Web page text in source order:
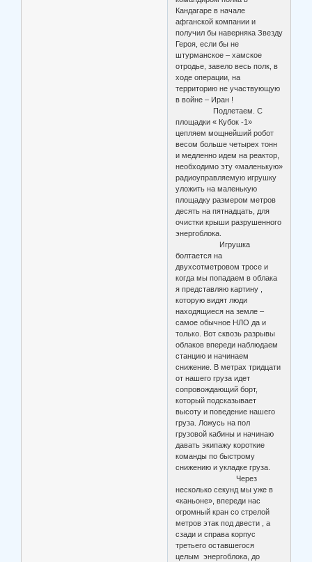
Кандагаре в начале
афганской компании и
получил бы наверняка Звезду
Героя, если бы не
штурманское – хамское
отродье, завело весь полк, в
ходе операции, на
территорию не участвующую
в войне – Иран !
Подлетаем. С
площадки « Кубок -1»
цепляем мощнейший робот
весом больше четырех тонн
и медленно идем на реактор,
необходимо эту «маленькую»
радиоуправляемую игрушку
уложить на маленькую
площадку размером метров
десять на пятнадцать, для
очистки крыши разрушенного
энергоблока.
Игрушка
болтается на
двухсотметровом тросе и
когда мы попадаем в облака
я представляю картину ,
которую видят люди
находящиеся на земле –
самое обычное НЛО да и
только. Вот сквозь разрывы
облаков впереди наблюдаем
станцию и начинаем
снижение. В метрах тридцати
от нашего груза идет
сопровождающий борт,
который подсказывает
высоту и поведение нашего
груза. Ложусь на пол
грузовой кабины и начинаю
давать экипажу короткие
команды по быстрому
снижению и укладке груза.
Через
несколько секунд мы уже в
«каньоне», впереди нас
огромный кран со стрелой
метров этак под двести , а
сзади и справа корпус
третьего оставшегося
целым энергоблока, до